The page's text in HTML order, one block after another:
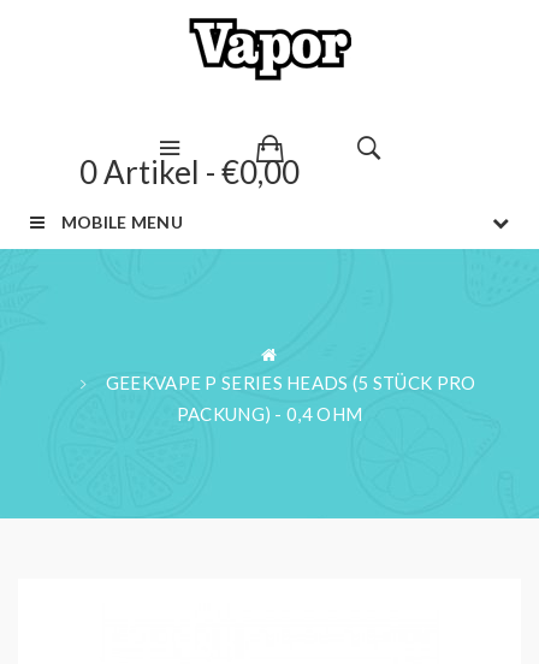
0 Artikel - €0,00
MOBILE MENU
GEEKVAPE P SERIES HEADS (5 STÜCK PRO
PACKUNG) - 0,4 OHM